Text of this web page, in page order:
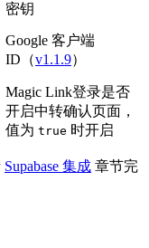
密钥
Google 客户端
ID（v1.1.9）
Magic Link登录是否
开启中转确认页面，
值为 true 时开启
Supabase 集成 章节完